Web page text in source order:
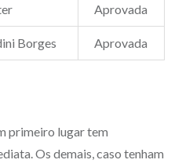
Aprovada
Borges Aprovada
primeiro lugar tem
Os demais, caso tenham